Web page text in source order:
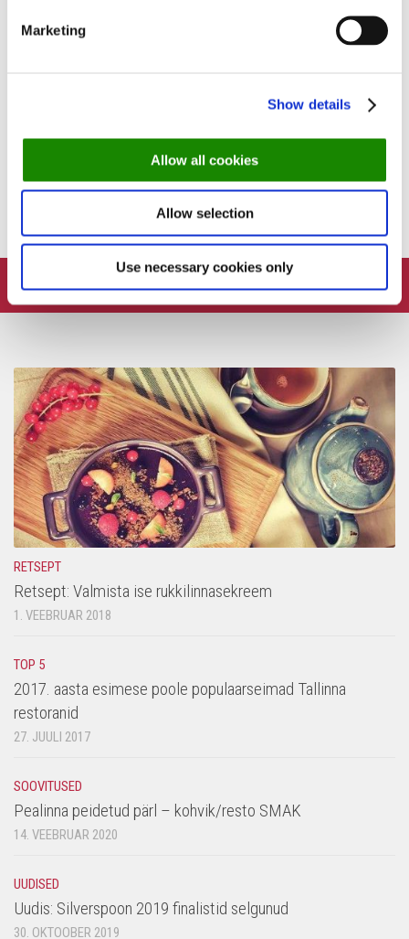
Marketing
Show details
Allow all cookies
Allow selection
Use necessary cookies only
tuleb taas!
Restoran Mantel ja Korsten:
lummav maitseleid
Kadriorus
15. AUGUST 2018
FOLLOW:
RETSEPT
Retsept: Valmista ise rukkilinnasekreem
1. VEEBRUAR 2018
TOP 5
2017. aasta esimese poole populaarseimad Tallinna
restoranid
27. JUULI 2017
SOOVITUSED
Pealinna peidetud pärl – kohvik/resto SMAK
14. VEEBRUAR 2020
UUDISED
Uudis: Silverspoon 2019 finalistid selgunud
30. OKTOOBER 2019